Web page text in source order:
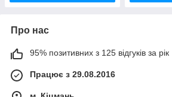
Про нас
95% позитивних з 125 відгуків за рік
Працює з 29.08.2016